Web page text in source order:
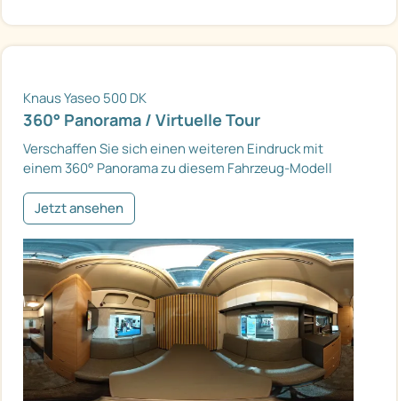
Knaus Yaseo 500 DK
360° Panorama / Virtuelle Tour
Verschaffen Sie sich einen weiteren Eindruck mit
einem 360° Panorama zu diesem Fahrzeug-Modell
Jetzt ansehen